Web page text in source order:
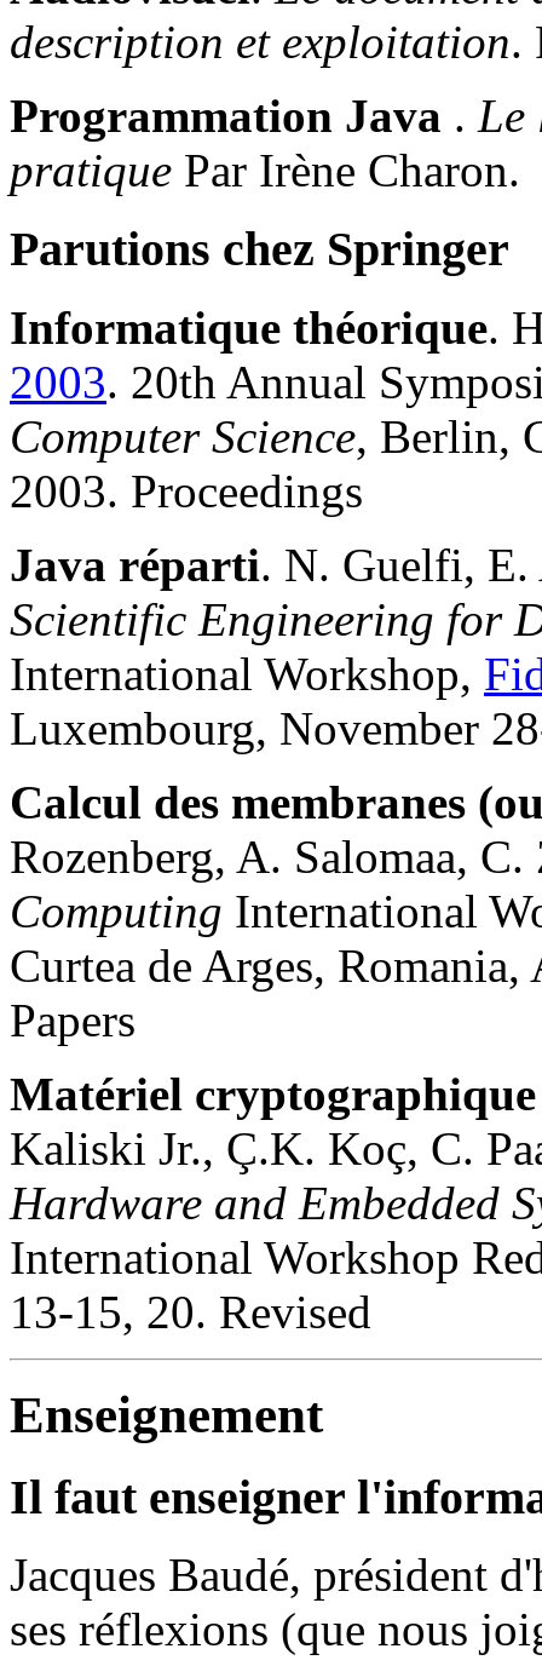
description et exploitation.
Programmation Java . Le
pratique Par Irène Charon.
Parutions chez Springer
Informatique théorique.
2003. 20th Annual
Computer Science, Berlin,
2003. Proceedings
Java réparti. N. Guelfi, E.
Scientific Engineering for
International Workshop,
Luxembourg, November
Calcul des membranes
Rozenberg, A. Salomaa,
Computing International
Curtea de Arges,
Papers
Matériel cryptographique
Kaliski Jr., Ç.K. Koç, C.
Hardware and Embedded
International Workshop
13-15, 20. Revised
Enseignement
Il faut enseigner
Jacques Baudé, président
ses réflexions (que nous